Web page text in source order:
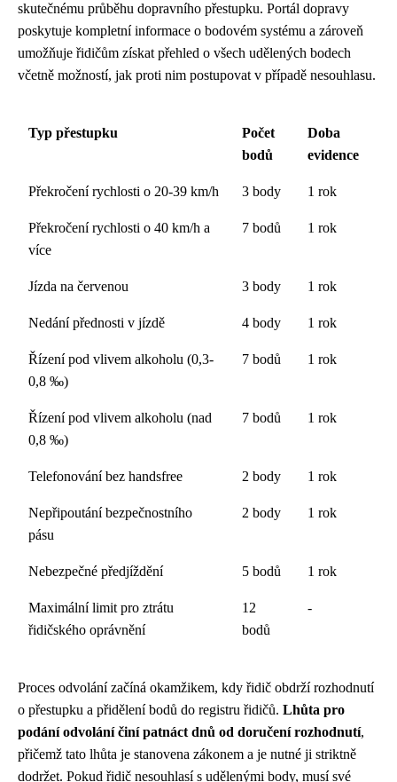
skutečnému průběhu dopravního přestupku. Portál dopravy
poskytuje kompletní informace o bodovém systému a zároveň
umožňuje řidičům získat přehled o všech udělených bodech
včetně možností, jak proti nim postupovat v případě nesouhlasu.
Typ přestupku
Počet
bodů
Doba
evidence
Překročení rychlosti o 20-39 km/h 3 body 1 rok
Překročení rychlosti o 40 km/h a
více
7 bodů 1 rok
Jízda na červenou 3 body 1 rok
Nedání přednosti v jízdě 4 body 1 rok
Řízení pod vlivem alkoholu (0,3-
0,8 ‰)
7 bodů 1 rok
Řízení pod vlivem alkoholu (nad
0,8 ‰)
7 bodů 1 rok
Telefonování bez handsfree 2 body 1 rok
Nepřipoutání bezpečnostního
pásu
2 body 1 rok
Nebezpečné předjíždění 5 bodů 1 rok
Maximální limit pro ztrátu
řidičského oprávnění
12
bodů
-
Proces odvolání začíná okamžikem, kdy řidič obdrží rozhodnutí
o přestupku a přidělení bodů do registru řidičů. Lhůta pro
podání odvolání činí patnáct dnů od doručení rozhodnutí,
přičemž tato lhůta je stanovena zákonem a je nutné ji striktně
dodržet. Pokud řidič nesouhlasí s udělenými body, musí své